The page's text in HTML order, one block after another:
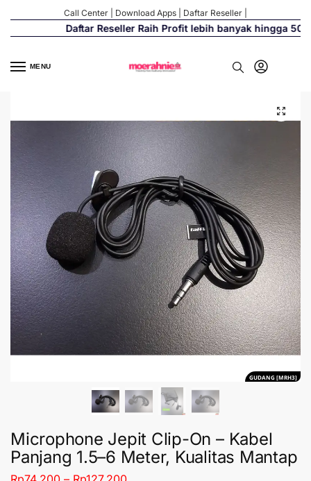
Call Center Download Apps Daftar Reseller
Daftar Reseller Raih Profit lebih banyak hingga 500%
MENU
GUDANG [MRH3]
Microphone Jepit Clip-On – Kabel
Panjang 1.5–6 Meter, Kualitas Mantap